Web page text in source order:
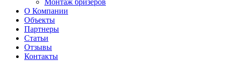
Монтаж бризеров
О Компании
Объекты
Партнеры
Статьи
Отзывы
Контакты